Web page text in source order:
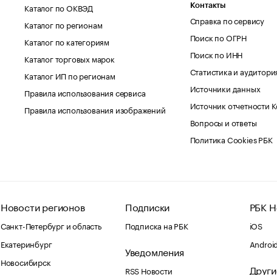
Каталог по ОКВЭД
Каталог по регионам
Каталог по категориям
Каталог торговых марок
Каталог ИП по регионам
Правила использования сервиса
Правила использования изображений
Контакты
Справка по сервису
Поиск по ОГРН
Поиск по ИНН
Статистика и
Источники данных
Источник отчетности
Вопросы и ответы
Политика Cookies РБК
Новости регионов
Санкт-Петербург и область
Екатеринбург
Новосибирск
Подписки
Подписка на РБК
Уведомления
RSS Новости
РБК
iOS